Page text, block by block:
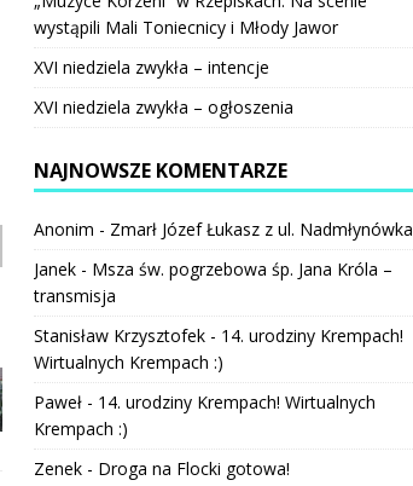
wystąpili Mali Toniecnicy i Młody Jawor
XVI niedziela zwykła – intencje
XVI niedziela zwykła – ogłoszenia
NAJNOWSZE KOMENTARZE
Anonim - Zmarł Józef Łukasz z ul. Nadmłynówka
Janek- Msza św. pogrzebowa śp. Jana Króla –
transmisja
Stanisław Krzysztofek- 14. urodziny Krempach!
Wirtualnych Krempach :)
Paweł- 14. urodziny Krempach! Wirtualnych
Krempach :)
Zenek- Droga na Flocki gotowa!